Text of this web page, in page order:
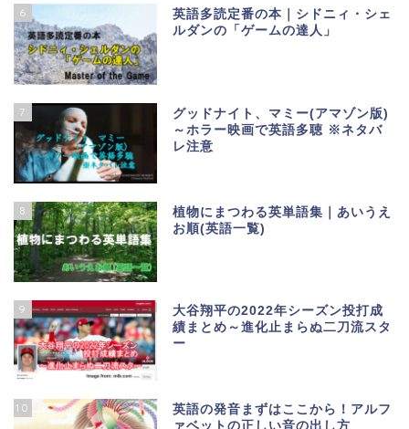
6
英語多読定番の本｜シドニィ・シェ
ルダンの「ゲームの達人」
7
グッドナイト、マミー(アマゾン版)
～ホラー映画で英語多聴 ※ネタバ
レ注意
8
植物にまつわる英単語集｜あいうえ
お順(英語一覧)
9
大谷翔平の2022年シーズン投打成
績まとめ～進化止まらぬ二刀流スタ
ー
10
英語の発音まずはここから！アルフ
ァベットの正しい音の出し方